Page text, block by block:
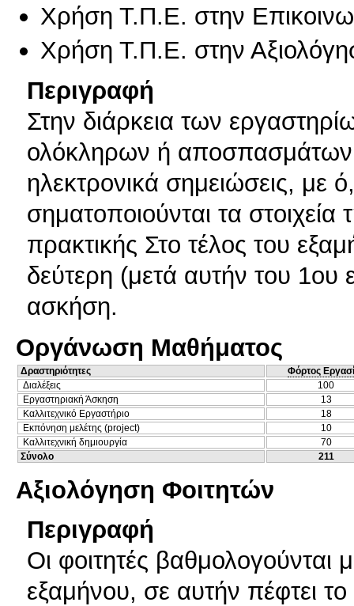
Χρήση Τ.Π.Ε. στην
Χρήση Τ.Π.Ε. στην
Περιγραφή
Στην διάρκεια των
ολόκληρων ή αποσπασμάτων.
ηλεκτρονικά σημειώσεις, με
σηματοποιούνται τα στοιχεία
πρακτικής Στο τέλος του
δεύτερη (μετά αυτήν του 1ου
ασκήση.
Οργάνωση Μαθήματος
Δραστηριότητες
Φόρτος
Διαλέξεις
100
Εργαστηριακή Άσκηση
13
Καλλιτεχνικό Εργαστήριο
18
Εκπόνηση μελέτης (project)
10
Καλλιτεχνική δημιουργία
70
Σύνολο
211
Αξιολόγηση Φοιτητών
Περιγραφή
Οι φοιτητές βαθμολογούνται
εξαμήνου, σε αυτήν πέφτει